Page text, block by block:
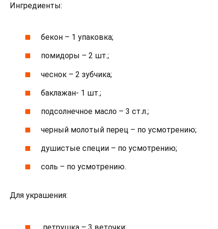
Ингредиенты:
бекон – 1 упаковка;
помидоры – 2 шт.;
чеснок – 2 зубчика;
баклажан- 1 шт.;
подсолнечное масло – 3 ст.л.;
черный молотый перец – по усмотрению;
душистые специи – по усмотрению;
соль – по усмотрению.
Для украшения: